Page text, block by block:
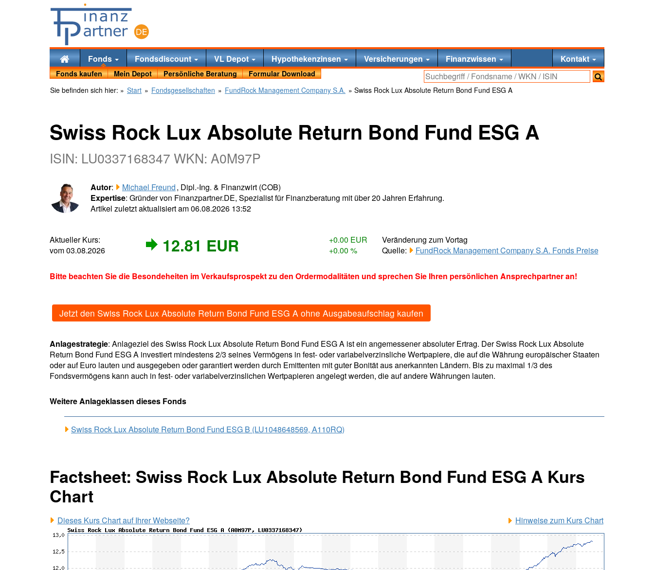
Fonds Fondsdiscount VL Depot Hypothekenzinsen Versicherungen Finanzwissen Kontakt
Fonds kaufen Mein Depot Persönliche Beratung
Formular Download
Sie befinden sich hier: » Start » Fondsgesellschaften » FundRock Management Company S.A. » Swiss Rock Lux Absolute Return Bond Fund ESG A
Swiss Rock Lux Absolute Return Bond Fund ESG A
ISIN: LU0337168347 WKN: A0M97P
Autor: Michael Freund, Dipl.-Ing. & Finanzwirt (COB)
Expertise: Gründer von Finanzpartner.DE, Spezialist für Finanzberatung mit über 20 Jahren Erfahrung.
Artikel zuletzt aktualisiert am 06.08.2026 13:52
Aktueller Kurs:
vom 03.08.2026
12.81 EUR
+0.00 EUR
+0.00 %
Veränderung zum Vortag
Quelle:
FundRock Management Company S.A. Fonds Preise
Bitte beachten Sie die Besondeheiten im Verkaufsprospekt zu den Ordermodalitäten und sprechen Sie Ihren persönlichen Ansprechpartner an!
Jetzt den Swiss Rock Lux Absolute Return Bond Fund ESG A ohne Ausgabeaufschlag kaufen
Anlagestrategie: Anlageziel des Swiss Rock Lux Absolute Return Bond Fund ESG A ist ein angemessener absoluter Ertrag. Der Swiss Rock Lux Absolute
Return Bond Fund ESG A investiert mindestens 2/3 seines Vermögens in fest- oder variabelverzinsliche Wertpapiere, die auf die Währung europäischer Staaten
oder auf Euro lauten und ausgegeben oder garantiert werden durch Emittenten mit guter Bonität aus anerkannten Ländern. Bis zu maximal 1/3 des
Fondsvermögens kann auch in fest- oder variabelverzinslichen Wertpapieren angelegt werden, die auf andere Währungen lauten.
Weitere Anlageklassen dieses Fonds
Swiss Rock Lux Absolute Return Bond Fund ESG B (LU1048648569, A110RQ)
Factsheet: Swiss Rock Lux Absolute Return Bond Fund ESG A Kurs
Chart
Dieses Kurs Chart auf Ihrer Webseite? Hinweise zum Kurs Chart